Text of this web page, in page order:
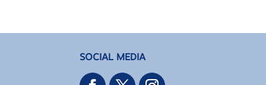
SOCIAL MEDIA